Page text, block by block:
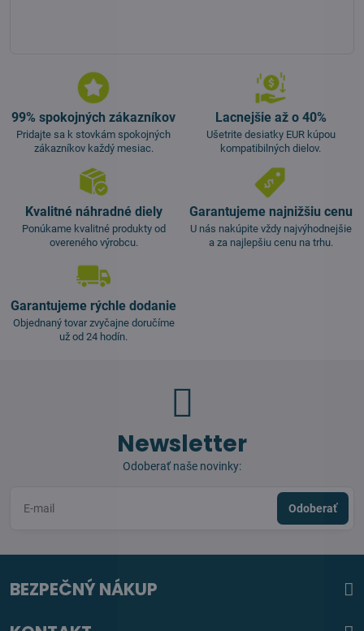
99% spokojných zákazníkov
Pridajte sa k stovkám spokojných
zákazníkov každý mesiac.
Lacnejšie až o 40%
Ušetrite desiatky EUR kúpou
kompatibilných dielov.
Kvalitné náhradné diely
Ponúkame kvalitné produkty od
overeného výrobcu.
Garantujeme najnižšiu cenu
U nás nakúpite vždy najvýhodnejšie
a za najlepšiu cenu na trhu.
Garantujeme rýchle dodanie
Objednaný tovar zvyčajne doručíme
už od 24 hodín.
Newsletter
Odoberať naše novinky:
Odoberať
BEZPEČNÝ NÁKUP